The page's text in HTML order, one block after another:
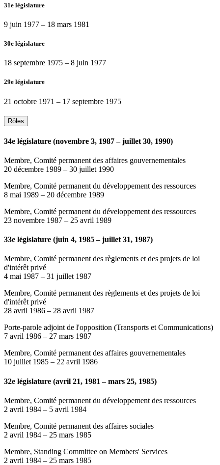
31e législature
9 juin 1977 – 18 mars 1981
30e législature
18 septembre 1975 – 8 juin 1977
29e législature
21 octobre 1971 – 17 septembre 1975
Rôles
34e législature (novembre 3, 1987 – juillet 30, 1990)
Membre, Comité permanent des affaires gouvernementales
20 décembre 1989 – 30 juillet 1990
Membre, Comité permanent du développement des ressources
8 mai 1989 – 20 décembre 1989
Membre, Comité permanent du développement des ressources
23 novembre 1987 – 25 avril 1989
33e législature (juin 4, 1985 – juillet 31, 1987)
Membre, Comité permanent des règlements et des projets de loi
d'intérêt privé
4 mai 1987 – 31 juillet 1987
Membre, Comité permanent des règlements et des projets de loi
d'intérêt privé
28 avril 1986 – 28 avril 1987
Porte-parole adjoint de l'opposition (Transports et Communications)
7 avril 1986 – 27 mars 1987
Membre, Comité permanent des affaires gouvernementales
10 juillet 1985 – 22 avril 1986
32e législature (avril 21, 1981 – mars 25, 1985)
Membre, Comité permanent du développement des ressources
2 avril 1984 – 5 avril 1984
Membre, Comité permanent des affaires sociales
2 avril 1984 – 25 mars 1985
Membre, Standing Committee on Members' Services
2 avril 1984 – 25 mars 1985